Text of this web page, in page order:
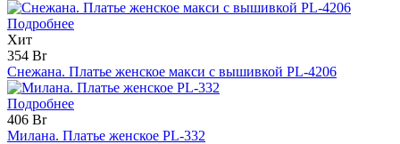
Подробнее
Хит
354 Br
Снежана. Платье женское макси с вышивкой PL-4206
Подробнее
406 Br
Милана. Платье женское PL-332